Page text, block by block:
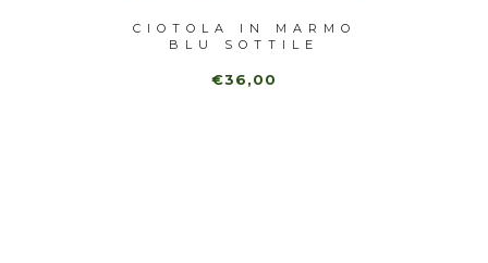
CIOTOLA IN MARMO
BLU SOTTILE
€36,00